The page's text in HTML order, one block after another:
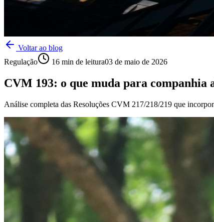
Voltar ao blog
Regulação
16 min de leitura03 de maio de 2026
CVM 193: o que muda para companhia
Análise completa das Resoluções CVM 217/218/219 que